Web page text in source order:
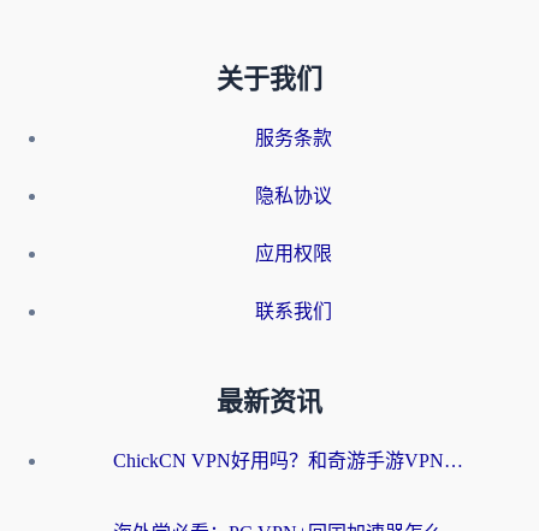
关于我们
服务条款
隐私协议
应用权限
联系我们
最新资讯
ChickCN VPN好用吗？和奇游手游VPN对比哪个回国效果更好？海外党亲测实用指南